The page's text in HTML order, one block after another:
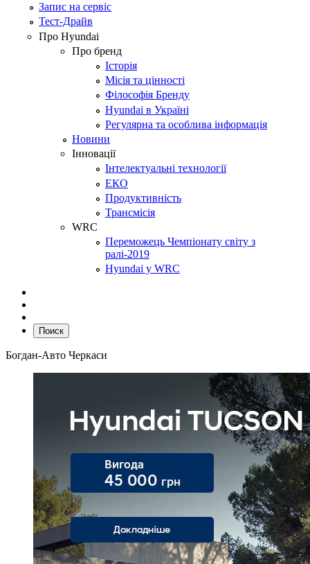
Запис на сервіс
Тест-Драйв
Про Hyundai
Про бренд
Історія
Місія та цінності
Філософія Бренду
Hyundai в Україні
Регулярна та особлива інформація
Новини
Інновації
Інтелектуальні технології
ЕКО
Продуктивність
Трансмісія
WRC
Переможець Чемпіонату світу з
ралі-2019
Hyundai у WRC
Поиск
Богдан-Авто Черкаси